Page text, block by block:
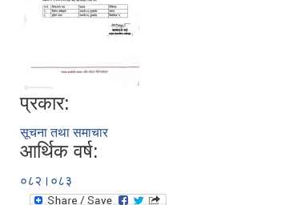
प्रकार:
सूचना तथा समाचार
आर्थिक वर्ष:
०८२।०८३